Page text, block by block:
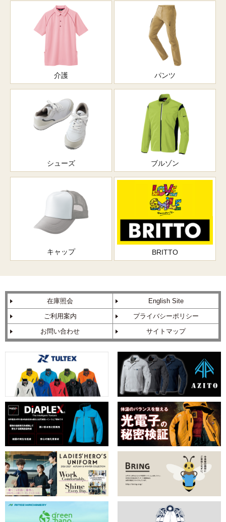
介護 パンツ
シューズ ブルゾン
キャップ BRITTO
在庫照会
English Site
ご利用案内
プライバシーポリシー
お問い合わせ
サイトマップ